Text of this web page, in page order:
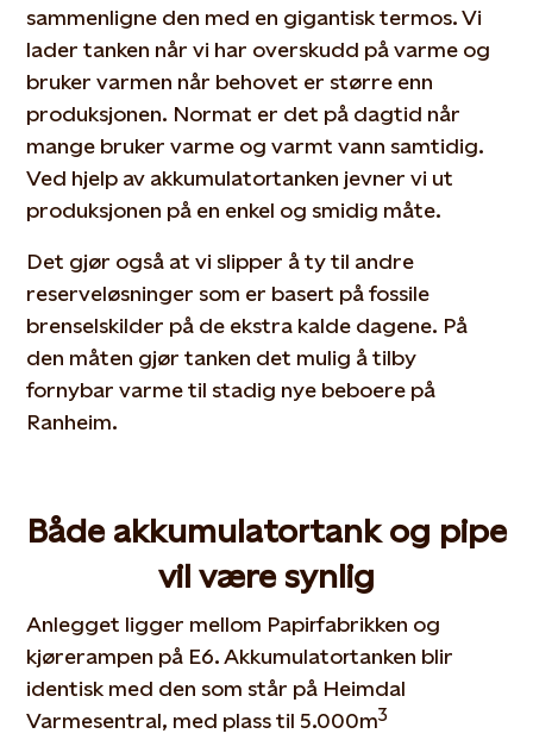
sammenligne den med en gigantisk termos. Vi
lader tanken når vi har overskudd på varme og
bruker varmen når behovet er større enn
produksjonen. Normat er det på dagtid når
mange bruker varme og varmt vann samtidig.
Ved hjelp av akkumulatortanken jevner vi ut
produksjonen på en enkel og smidig måte.
Det gjør også at vi slipper å ty til andre
reserveløsninger som er basert på fossile
brenselskilder på de ekstra kalde dagene. På
den måten gjør tanken det mulig å tilby
fornybar varme til stadig nye beboere på
Ranheim.
Både akkumulatortank og pipe
vil være synlig
Anlegget ligger mellom Papirfabrikken og
kjørerampen på E6. Akkumulatortanken blir
identisk med den som står på Heimdal
Varmesentral, med plass til 5.000m3